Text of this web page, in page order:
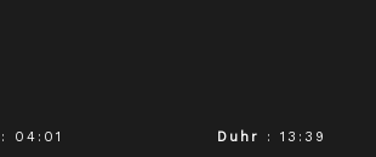
: 04:01 Duhr : 13:39